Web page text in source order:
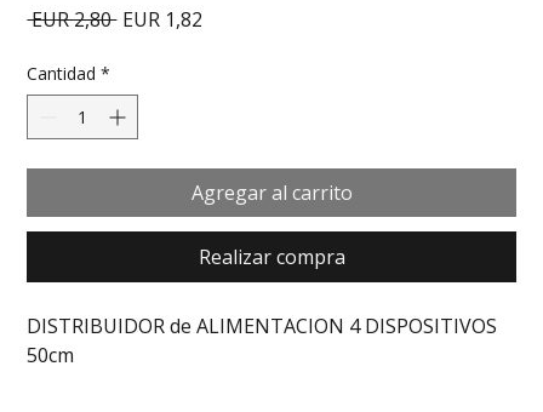
EUR 2,80 Precio
EUR 1,82
Cantidad *
Agregar al carrito
Realizar compra
DISTRIBUIDOR de ALIMENTACION 4 DISPOSITIVOS
50cm